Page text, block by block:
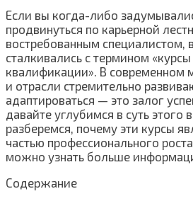
Если вы когда-либо
продвинуться по карьерной
востребованным специалистом,
сталкивались с термином
квалификации». В современном
и отрасли стремительно
адаптироваться — это залог
давайте углубимся в суть этого
разберемся, почему эти курсы
частью профессионального
можно узнать больше
Содержание